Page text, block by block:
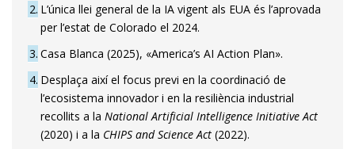
2 L’única llei general de la IA vigent als EUA és l’aprovada
per l’estat de Colorado el 2024.
3 Casa Blanca (2025), «America’s AI Action Plan».
4 Desplaça així el focus previ en la coordinació de
l’ecosistema innovador i en la resiliència industrial
recollits a la National Artificial Intelligence Initiative Act
(2020) i a la CHIPS and Science Act (2022).